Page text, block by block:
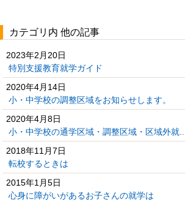
カテゴリ内 他の記事
2023年2月20日
特別支援教育就学ガイド
2020年4月14日
小・中学校の調整区域をお知らせします。
2020年4月8日
小・中学校の通学区域・調整区域・区域外就...
2018年11月7日
転校するときは
2015年1月5日
心身に障がいがあるお子さんの就学は